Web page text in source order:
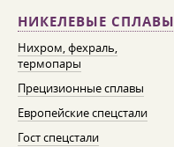
НИКЕЛЕВЫЕ СПЛАВЫ
Нихром, фехраль,
термопары
Прецизионные сплавы
Европейские спецстали
Гост спецстали